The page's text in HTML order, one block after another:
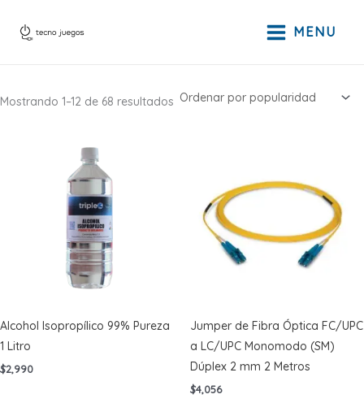
MENU
Mostrando 1–12 de 68 resultados Ordenado
Alcohol Isopropílico 99% Pureza
1 Litro
$2,990
Jumper de Fibra Óptica FC/UPC
a LC/UPC Monomodo (SM)
Dúplex 2 mm 2 Metros
$4,056